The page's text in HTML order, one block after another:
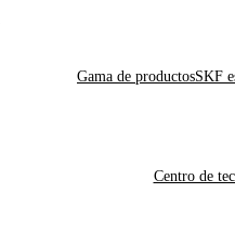
Gama de productosSKF
Centro de